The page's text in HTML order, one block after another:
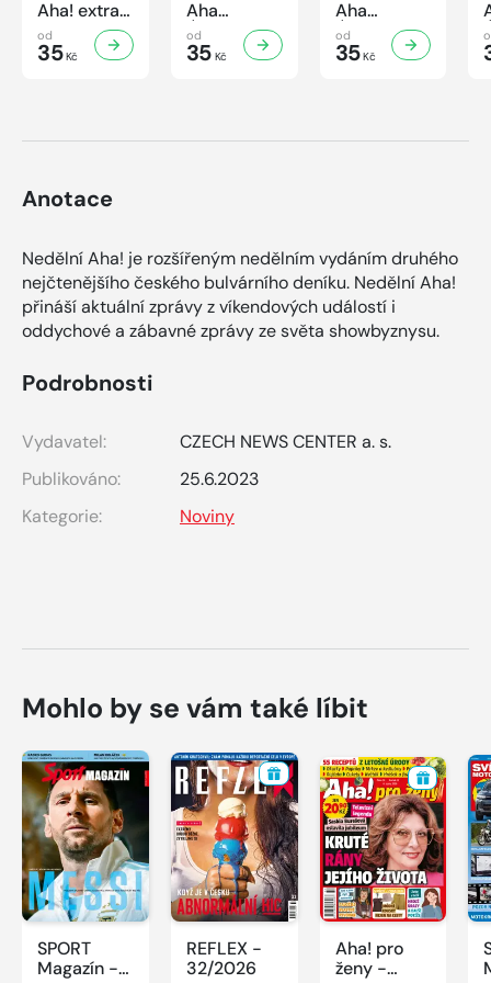
Aha! extra
č.3/2026
Úsporná
od
35Kč
Aha
Úsporná
kuchařka -
od
35Kč
Aha
Úsporná
kuchařka
od
35Kč
Anotace
Nedělní Aha! je rozšířeným nedělním vydáním druhého
nejčtenějšího českého bulvárního deníku. Nedělní Aha!
přináší aktuální zprávy z víkendových událostí i
oddychové a zábavné zprávy ze světa showbyznysu.
Podrobnosti
Vydavatel:
CZECH NEWS CENTER a. s.
Publikováno:
25.6.2023
Kategorie:
Noviny
Mohlo by se vám také líbit
SPORT
Magazín -
REFLEX -
32/2026
Aha! pro
ženy -